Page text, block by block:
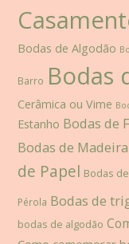
Bodas de Algodão
Barro Bodas
Cerâmica ou Vime
Estanho Bodas de
Bodas de Madeira
de Papel Bodas
Pérola Bodas de
bodas de algodão